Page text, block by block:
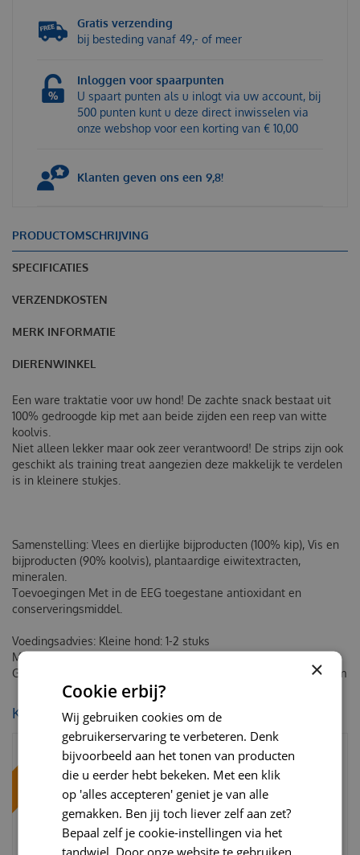
Gratis verzending
bij besteding vanaf 49,- of meer
Inloggen voor spaarpunten
U spaart punten als u inlogt via uw account, bij
500 punten kunt u deze direct inwisselen via
onze webshop voor een korting van € 10,00
Klanten geven ons een 9,8!
PRODUCTOMSCHRIJVING
SPECIFICATIES
VERZENDKOSTEN
MERK INFORMATIE
DIERENWINKEL
Een ware traktatie voor uw hond! De zachte snack bestaat uit
100% gedroogde kip met aan beide zijden een reep van witte
koolvis.
Niet alleen lekker maar ook zeer verantwoord! De strips zijn ook
geschikt als training treat aangezien deze makkelijk te verdelen
is in kleinere stukjes.
Samenstelling: Vlees en dierlijke bijproducten (100% kip), Vis en
bijproducten (90% koolvis), plantaardige eiwitextracten,
mineralen.
Toevoegingen Met in de EEG toegestane antioxidant en
conserveringsmiddel.
Voedingsadvies: Kleine hond: 1-2 stuks
Middelgrote hond: 3-4 stuks
Grote hond: 5-6 stuks
Proline boxby strips puppy&adult 100 gram
KIJK OOK EENS NAAR:
×
Cookie erbij?
Wij gebruiken cookies om de
gebruikerservaring te verbeteren. Denk
bijvoorbeeld aan het tonen van producten
die u eerder hebt bekeken. Met een klik
op 'alles accepteren' geniet je van alle
gemakken. Ben jij toch liever zelf aan zet?
Bepaal zelf je cookie-instellingen via het
tandwiel. Door onze website te gebruiken,